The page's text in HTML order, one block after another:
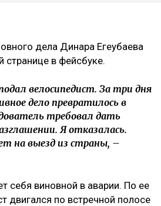
дела Динара Егеубаева
странице в фейсбуке.
велосипедист. За три дня
дело превратилось в
требовал дать
Я отказалась.
на выезд из страны, –
себя виновной в аварии. По ее
двигался по встречной полосе